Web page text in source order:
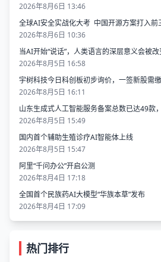
2026年8月6日 13:46
全球AI安全实战化大考 中国开源方案打入前
2026年8月6日 10:36
当AI开始“说话”，人类语言的深层意义会被改
2026年8月5日 16:58
宇树科技今日科创板初步询价，一签新股需
2026年8月5日 16:11
山东生成式人工智能服务备案总数已达49款
2026年8月5日 15:49
国内首个辅助生殖诊疗AI智能体上线
2026年8月5日 15:47
阿里“千问办公”开启公测
2026年8月4日 17:18
全国首个民族药AI大模型“华族本草”发布
2026年8月4日 17:09
热门排行